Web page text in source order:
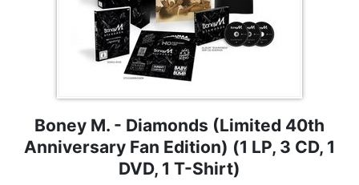
Boney M. - Diamonds (Limited 40th
Anniversary Fan Edition) (1 LP, 3 CD, 1
DVD, 1 T-Shirt)